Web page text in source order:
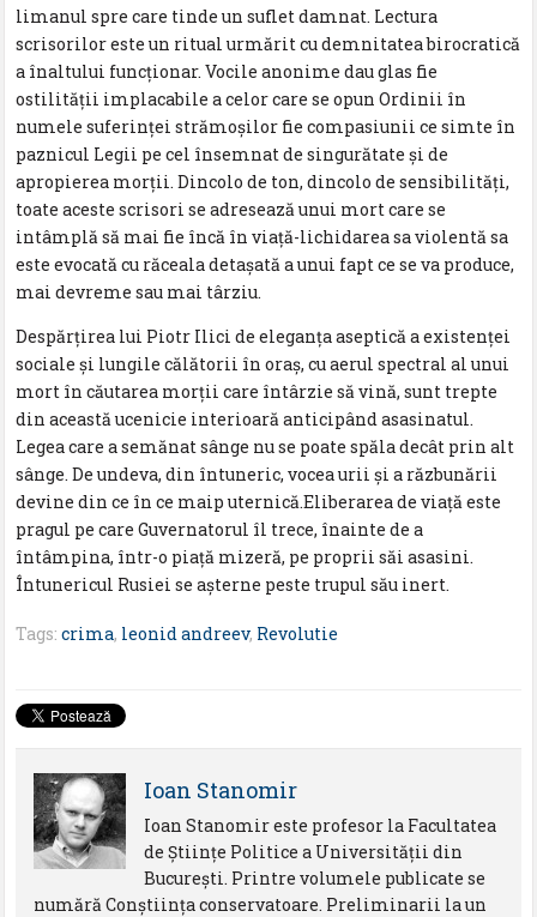
limanul spre care tinde un suflet damnat. Lectura
scrisorilor este un ritual urmărit cu demnitatea birocratică
a înaltului funcţionar. Vocile anonime dau glas fie
ostilităţii implacabile a celor care se opun Ordinii în
numele suferinţei strămoşilor fie compasiunii ce simte în
paznicul Legii pe cel însemnat de singurătate şi de
apropierea morţii. Dincolo de ton, dincolo de sensibilităţi,
toate aceste scrisori se adresează unui mort care se
intâmplă să mai fie încă în viaţă-lichidarea sa violentă sa
este evocată cu răceala detaşată a unui fapt ce se va produce,
mai devreme sau mai târziu.
Despărţirea lui Piotr Ilici de eleganţa aseptică a existenţei
sociale şi lungile călătorii în oraş, cu aerul spectral al unui
mort în căutarea morţii care întârzie să vină, sunt trepte
din această ucenicie interioară anticipând asasinatul.
Legea care a semănat sânge nu se poate spăla decât prin alt
sânge. De undeva, din întuneric, vocea urii şi a răzbunării
devine din ce în ce maip uternică.Eliberarea de viaţă este
pragul pe care Guvernatorul îl trece, înainte de a
întâmpina, într-o piaţă mizeră, pe proprii săi asasini.
Întunericul Rusiei se aşterne peste trupul său inert.
Tags:crima, leonid andreev, Revolutie
Ioan Stanomir
Ioan Stanomir este profesor la Facultatea
de Știinţe Politice a Universităţii din
București. Printre volumele publicate se
numără Conștiinţa conservatoare. Preliminarii la un